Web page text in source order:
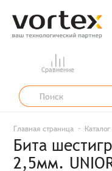
Сравнение
Главная страница Каталог
Бита
2,5мм.